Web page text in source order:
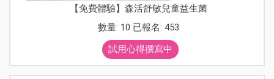
【免費體驗】森活舒敏兒童益生菌
數量: 10 已報名: 453
試用心得撰寫中